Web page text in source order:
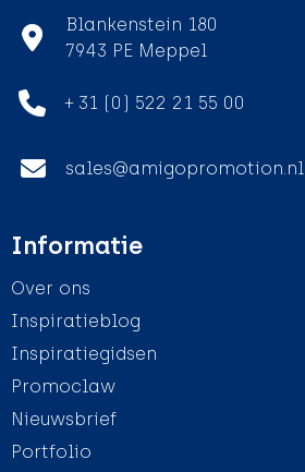
Blankenstein 180
7943 PE Meppel
+ 31 (0) 522 21 55 00
sales@amigopromotion.nl
Informatie
Over ons
Inspiratieblog
Inspiratiegidsen
Promoclaw
Nieuwsbrief
Portfolio